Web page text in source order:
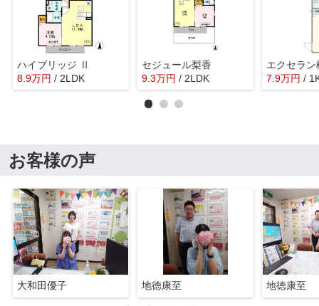
ハイブリッジ Ⅱ
8.9万円 / 2LDK
セジュール梨香
9.3万円 / 2LDK
エクセラ
7.9万円 /
お客様の声
大和田優子 地徳康至 地徳康至